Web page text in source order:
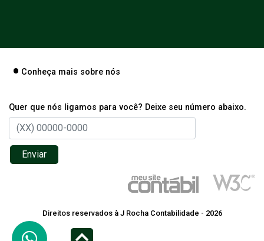
Conheça mais sobre nós
Quer que nós ligamos para você? Deixe seu número abaixo.
Enviar
Direitos reservados à J Rocha Contabilidade - 2026